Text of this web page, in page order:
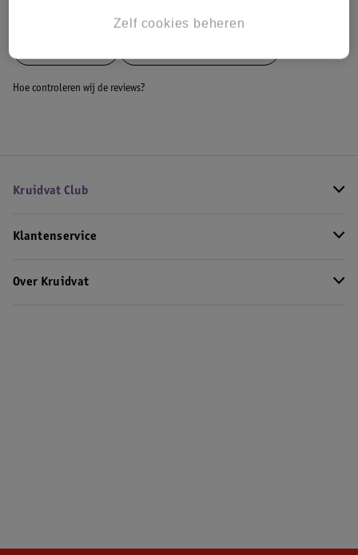
Hoe controleren wij de reviews?
Kruidvat Club
Klantenservice
Over Kruidvat
Zelf cookies beheren